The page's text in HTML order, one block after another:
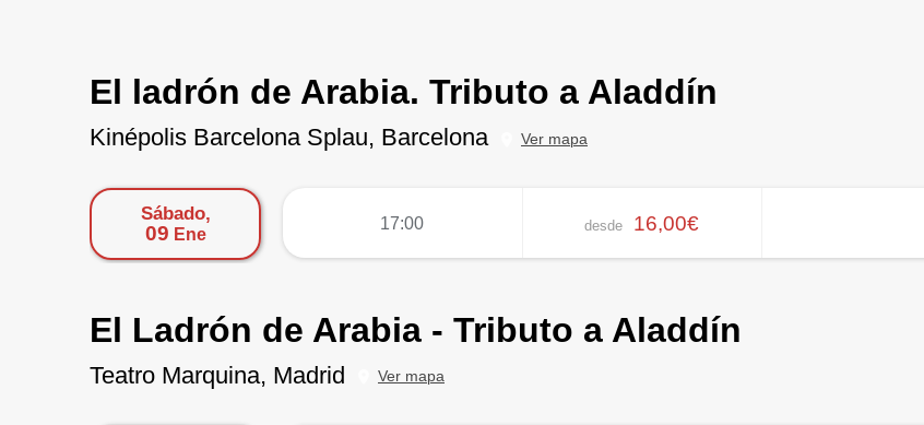
El ladrón de Arabia. Tributo a Aladdín
Kinépolis Barcelona Splau, Barcelona Ver mapa
Sábado,
09 Ene
17:00 desde 16,00€
El Ladrón de Arabia - Tributo a Aladdín
Teatro Marquina, Madrid Ver mapa